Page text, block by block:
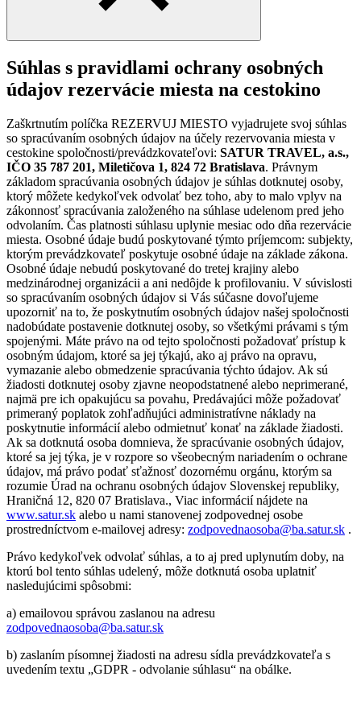
Súhlas s pravidlami ochrany osobných
údajov rezervácie miesta na cestokino
Zaškrtnutím políčka REZERVUJ MIESTO vyjadrujete svoj súhlas
so spracúvaním osobných údajov na účely rezervovania miesta v
cestokine spoločnosti/prevádzkovateľovi: SATUR TRAVEL, a.s.,
IČO 35 787 201, Miletičova 1, 824 72 Bratislava. Právnym
základom spracúvania osobných údajov je súhlas dotknutej osoby,
ktorý môžete kedykoľvek odvolať bez toho, aby to malo vplyv na
zákonnosť spracúvania založeného na súhlase udelenom pred jeho
odvolaním. Čas platnosti súhlasu uplynie mesiac odo dňa rezervácie
miesta. Osobné údaje budú poskytované týmto príjemcom: subjekty,
ktorým prevádzkovateľ poskytuje osobné údaje na základe zákona.
Osobné údaje nebudú poskytované do tretej krajiny alebo
medzinárodnej organizácii a ani nedôjde k profilovaniu. V súvislosti
so spracúvaním osobných údajov si Vás súčasne dovoľujeme
upozorniť na to, že poskytnutím osobných údajov našej spoločnosti
nadobúdate postavenie dotknutej osoby, so všetkými právami s tým
spojenými. Máte právo na od tejto spoločnosti požadovať prístup k
osobným údajom, ktoré sa jej týkajú, ako aj právo na opravu,
vymazanie alebo obmedzenie spracúvania týchto údajov. Ak sú
žiadosti dotknutej osoby zjavne neopodstatnené alebo neprimerané,
najmä pre ich opakujúcu sa povahu, Predávajúci môže požadovať
primeraný poplatok zohľadňujúci administratívne náklady na
poskytnutie informácií alebo odmietnuť konať na základe žiadosti.
Ak sa dotknutá osoba domnieva, že spracúvanie osobných údajov,
ktoré sa jej týka, je v rozpore so všeobecným nariadením o ochrane
údajov, má právo podať sťažnosť dozornému orgánu, ktorým sa
rozumie Úrad na ochranu osobných údajov Slovenskej republiky,
Hraničná 12, 820 07 Bratislava., Viac informácií nájdete na
www.satur.sk alebo u nami stanovenej zodpovednej osobe
prostredníctvom e-mailovej adresy: zodpovednaosoba@ba.satur.sk .
Právo kedykoľvek odvolať súhlas, a to aj pred uplynutím doby, na
ktorú bol tento súhlas udelený, môže dotknutá osoba uplatniť
nasledujúcimi spôsobmi:
a) emailovou správou zaslanou na adresu
zodpovednaosoba@ba.satur.sk
b) zaslaním písomnej žiadosti na adresu sídla prevádzkovateľa s
uvedením textu „GDPR - odvolanie súhlasu“ na obálke.